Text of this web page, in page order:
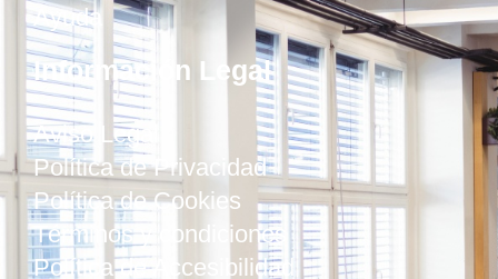
Ayuda
Información Legal
Aviso Legal
Política de Privacidad
Política de Cookies
Términos y condiciones
Política de Accesibilidad